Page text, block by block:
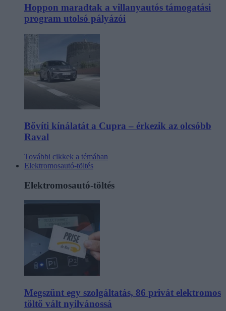
Hoppon maradtak a villanyautós támogatási
program utolsó pályázói
Bővíti kínálatát a Cupra – érkezik az olcsóbb
Raval
További cikkek a témában
Elektromosautó-töltés
Elektromosautó-töltés
Megszűnt egy szolgáltatás, 86 privát elektromos
töltő vált nyilvánossá